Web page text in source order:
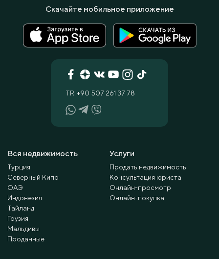
Вся недвижимость
Турция
Северный Кипр
ОАЭ
Индонезия
Тайланд
Грузия
Мальдивы
Проданные
Услуги
Продать недвижимость
Консультация юриста
Онлайн-просмотр
Онлайн-покупка
TR +90 507 261 37 78
Скачайте мобильное приложение